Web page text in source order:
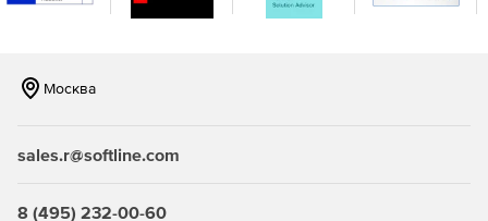
Возможна репликация и распределение копий между
защита от вирусов‑шифровальщиков на базе ИИ,
протокол BSP), парольная защита резервных копий и
Москва
sales.r@softline.com
8 (495) 232-00-60